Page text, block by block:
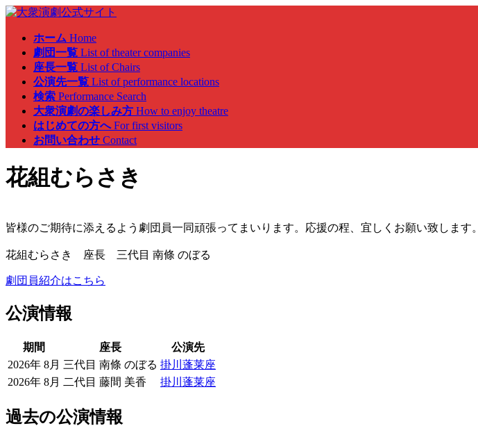
ホーム Home
劇団一覧 List of theater companies
座長一覧 List of Chairs
公演先一覧 List of performance locations
検索 Performance Search
大衆演劇の楽しみ方 How to enjoy theatre
はじめての方へ For first visitors
お問い合わせ Contact
花組むらさき
皆様のご期待に添えるよう劇団員一同頑張ってまいります。応援の程、宜しくお願い致します。
花組むらさき 座長 三代目 南條 のぼる
劇団員紹介はこちら
公演情報
期間 座長
公演先
2026年 8月 三代目 南條 のぼる 掛川蓬莱座
2026年 8月 二代目 藤間 美香 掛川蓬莱座
過去の公演情報